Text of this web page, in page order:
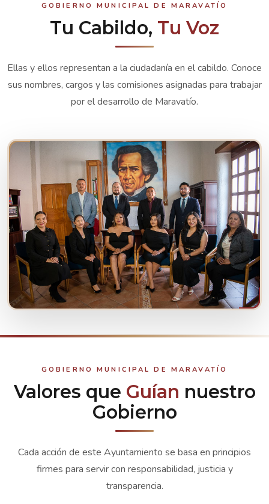
GOBIERNO MUNICIPAL DE MARAVATÍO
Tu Cabildo, Tu Voz
Ellas y ellos representan a la ciudadanía en el cabildo. Conoce
sus nombres, cargos y las comisiones asignadas para trabajar
por el desarrollo de Maravatío.
CONOCE A TUS REPRESENTANTES
Ver integrantes
GOBIERNO MUNICIPAL DE MARAVATÍO
Valores que Guían nuestro
Gobierno
Cada acción de este Ayuntamiento se basa en principios
firmes para servir con responsabilidad, justicia y
transparencia.